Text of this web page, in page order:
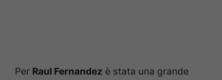
Per Raul Fernandez è stata una grande